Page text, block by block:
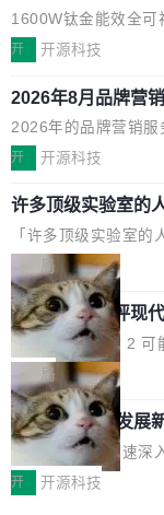
从营销"加分项"变成
么 安装 AI Helper 后
区旁边会自动浮现一
场景 AI 搜索 联网搜
想快速了解背景 解释
费解...
现有产品的天花板 我
刚开始觉得都挺好
要。但用久了你会发
东西：一个带网页上
页面的文本，然后把
段回答。仅此而已。
意思。比如我在一个
个表单字段，每个字
想...
源：为发烧级主机
舰供电方案
1600W钛金能效全可
继2026台北电脑展首
电源专为发烧级DIY
造，整机长度仅16厘
与80PLUS钛金能效
实时LCD监控屏，可
的严苛使用需求。
600PG5 AI TOP具备
机身尺寸大幅精简。
功率段机身尺寸十分
巧机身有效提升市面
开 开源科技
2026年8月品牌营
从流量思维到品牌
2026年的品牌营销服
的价值重构。全球全
复合增长率达5.44%,
元。数字广告与公共
25年的8463亿美元
元。数字的背后是一
业化营销服务的需求
的同时,服务商的竞争
Agency年度合辑的观
者最近的载体,在整个
高了。全域营销服务
度,案例厚度、全域
开 开源科技
许多顶级实验室的
了
「许多顶级实验室的
且他们认为 ICLR/
度宣传和欺诈。」
n 这条推文引发了广
话，他是说出了一个
破的事实。 Jordan
「我不认为这些会议
或造假。问题是，作
看起来最令人兴奋的
度宣传的。」 这才是
都有问题，是最吸引
局
xAI 前工程师评现
3 开源项目
Flash Attention 2 可
这句话不是来自某个
Pham 的一条推文。
的早期工程师之一，
工作过。近日他在 X
认为现代 AI 领域最
局
共商智能硬件发展
硬件开发者日杭州
随着万物智联加速深
单点设备迈向智能化
开 开源科技